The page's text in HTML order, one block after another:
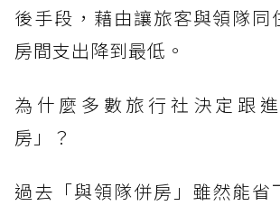
後手段，藉由讓旅客與領隊同
房間支出降到最低。
為什麼多數旅行社決定跟
房」？
過去「與領隊併房」雖然能省